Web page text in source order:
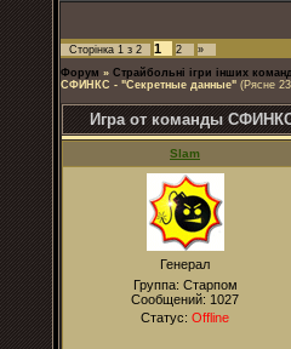
Сторінка 1 з 2 1 2
»
Форум » Страйбольні ігри інших
СФИНКС - "Секретные данные" (Рясне
Игра от команды
Slam
Генерал
Группа: Старпом
Сообщений: 1027
Статус: Offline